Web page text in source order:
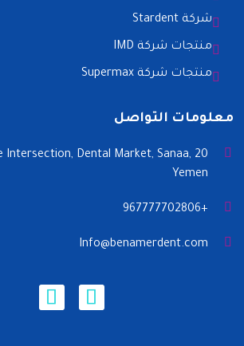
شركة Stardent
منتجات شركة IMD
منتجات شركة Supermax
معلومات التواصل
Intersection, Dental Market, Sanaa,
Yemen
+967777702806
Info@benamerdent.com